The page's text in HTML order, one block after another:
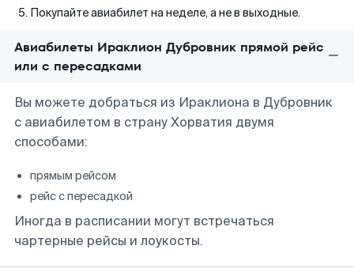
Покупайте авиабилет на неделе, а не в выходные.
Авиабилеты Ираклион Дубровник прямой рейс
или с пересадками
Вы можете добраться из Ираклиона в Дубровник
с авиабилетом в страну Хорватия двумя
способами:
прямым рейсом
рейс с пересадкой
Иногда в расписании могут встречаться
чартерные рейсы и лоукосты.